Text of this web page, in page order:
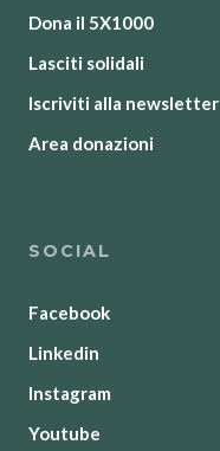
Dona il 5X1000
Lasciti solidali
Iscriviti alla newsletter
Area donazioni
SOCIAL
Facebook
Linkedin
Instagram
Youtube